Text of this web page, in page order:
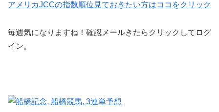
アメリカJCCの指数順位見ておきたい方はココをクリック
毎週気になりますね！確認メールきたらクリックしてログ
イン。